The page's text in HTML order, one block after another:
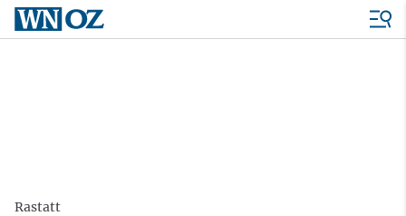
Rastatt